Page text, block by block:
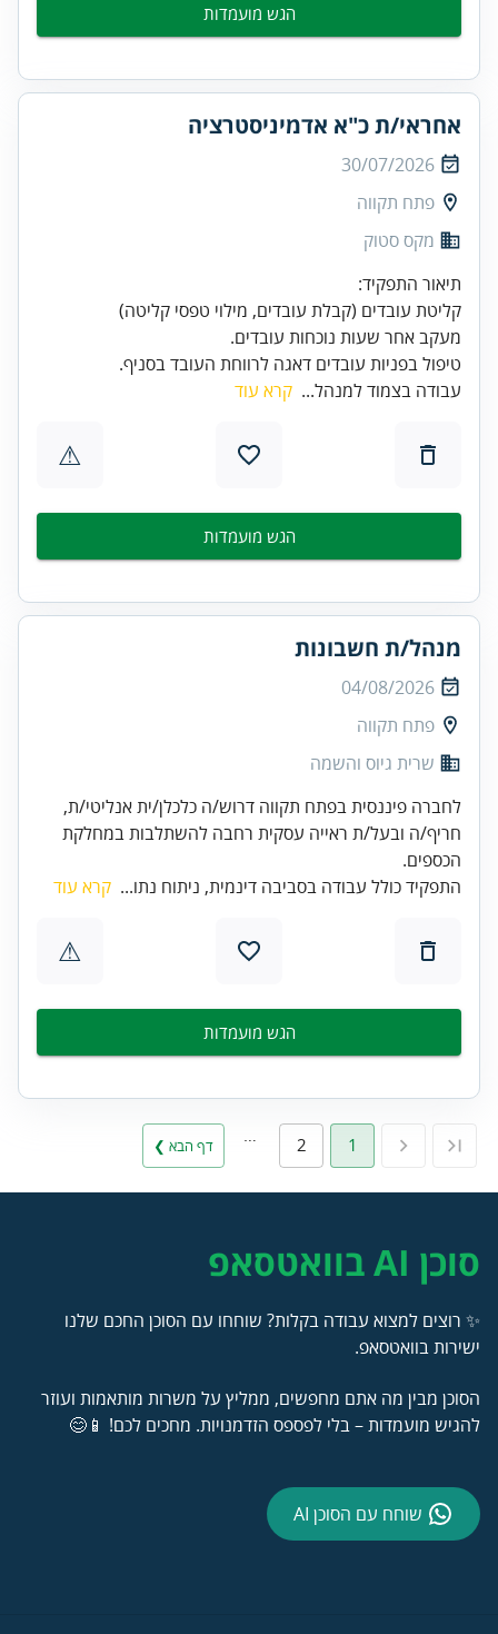
הגש מועמדות
אחראי/ת כ"א אדמיניסטרציה
30/07/2026
פתח תקווה
מקס סטוק
טיפול בפניות עובדים דאגה לרווחת העובד בסניף.
עבודה בצמוד למנהל... קרא עוד
⚠
הגש מועמדות
מנהל/ת חשבונות
04/08/2026
פתח תקווה
שרית גיוס והשמה
לחברה פיננסית בפתח תקווה דרוש/ה כלכלן/ית אנליטי/ת,
חריף/ה ובעל/ת ראייה עסקית רחבה להשתלבות במחלקת
הכספים.
התפקיד כולל עבודה בסביבה דינמית, ניתוח נתו... קרא עוד
⚠
הגש מועמדות
1
2 דף הבא ❯
סוכן AI בוואטסאפ
✨ רוצים למצוא עבודה בקלות? שוחחו עם הסוכן החכם שלנו
ישירות בוואטסאפ.
הסוכן מבין מה אתם מחפשים, ממליץ על משרות מותאמות ועוזר
להגיש מועמדות – בלי לפספס הזדמנויות. מחכים לכם! 📱😊
שוחח עם הסוכן AI